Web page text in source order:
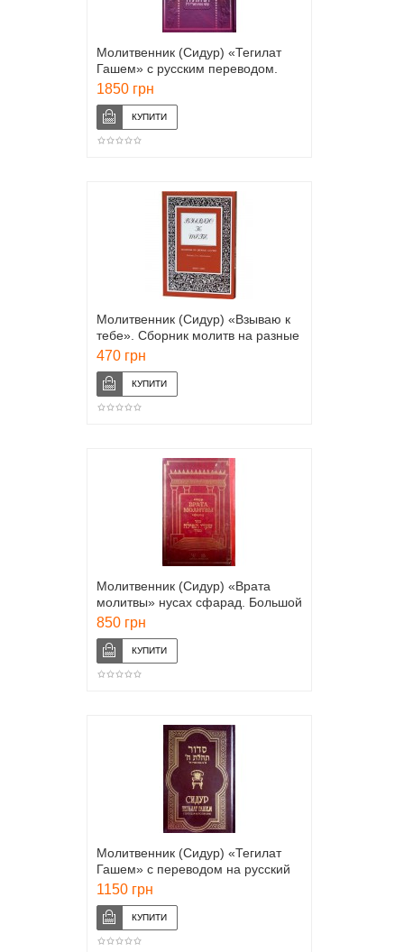
Молитвенник (Сидур) «Тегилат
Гашем» с русским переводом.
БОЛЬШОЙ ФОРМАТ
1850 грн
Молитвенник (Сидур) «Взываю к
тебе». Сборник молитв на разные
случаи
470 грн
Молитвенник (Сидур) «Врата
молитвы» нусах сфарад. Большой
формат. Букинистика
850 грн
Молитвенник (Сидур) «Тегилат
Гашем» с переводом на русский
язык
1150 грн